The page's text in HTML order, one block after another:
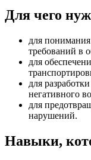
Для чего
для
требований в
для
для
негативного
для
нарушений.
Навыки,